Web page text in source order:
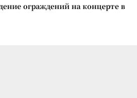
ограждений на концерте в